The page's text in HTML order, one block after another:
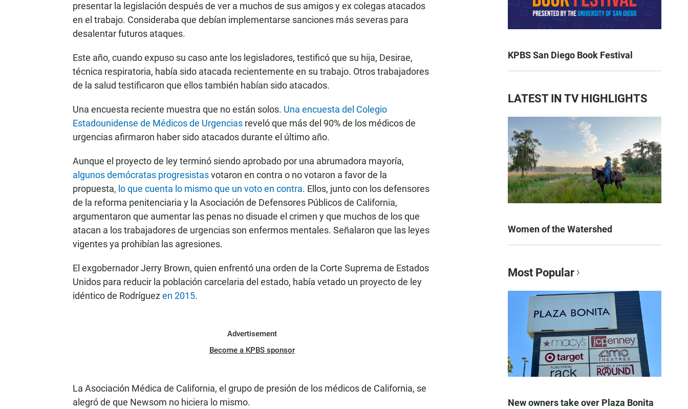
presentar la legislación después de ver a muchos de sus amigos y ex colegas atacados
en el trabajo. Consideraba que debían implementarse sanciones más severas para
desalentar futuros ataques.
Este año, cuando expuso su caso ante los legisladores, testificó que su hija, Desirae,
técnica respiratoria, había sido atacada recientemente en su trabajo. Otros trabajadores
de la salud testificaron que ellos también habían sido atacados.
Una encuesta reciente muestra que no están solos. Una encuesta del Colegio
Estadounidense de Médicos de Urgencias reveló que más del 90% de los médicos de
urgencias afirmaron haber sido atacados durante el último año.
Aunque el proyecto de ley terminó siendo aprobado por una abrumadora mayoría,
algunos demócratas progresistasvotaron en contra o no votaron a favor de la
propuesta, lo que cuenta lo mismo que un voto en contra. Ellos, junto con los defensores
de la reforma penitenciaria y la Asociación de Defensores Públicos de California,
argumentaron que aumentar las penas no disuade el crimen y que muchos de los que
atacan a los trabajadores de urgencias son enfermos mentales. Señalaron que las leyes
vigentes ya prohibían las agresiones.
El exgobernador Jerry Brown, quien enfrentó una orden de la Corte Suprema de Estados
Unidos para reducir la población carcelaria del estado, había vetado un proyecto de ley
idéntico de Rodríguez en 2015.
Advertisement
Become a KPBS sponsor
La Asociación Médica de California, el grupo de presión de los médicos de California, se
alegró de que Newsom no hiciera lo mismo.
KPBS San Diego Book Festival
LATEST IN TV HIGHLIGHTS
Women of the Watershed
Most Popular
New owners take over Plaza Bonita